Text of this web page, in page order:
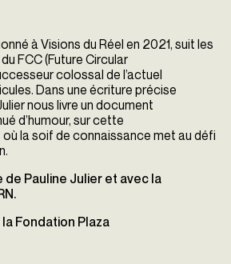
à Visions du Réel en 2021, suit les
FCC (Future Circular
colossal de l’actuel
Dans une écriture précise
nous livre un document
d’humour, sur cette
la soif de connaissance met au défi
Pauline Julier et avec la
Fondation Plaza